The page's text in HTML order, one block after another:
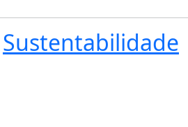
Sustentabilidade